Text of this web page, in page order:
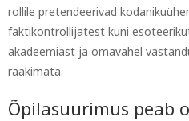
rollile pretendeerivad
faktikontrollijatest kuni
akadeemiast ja omavahel
rääkimata.
Õpilasuurimus peab